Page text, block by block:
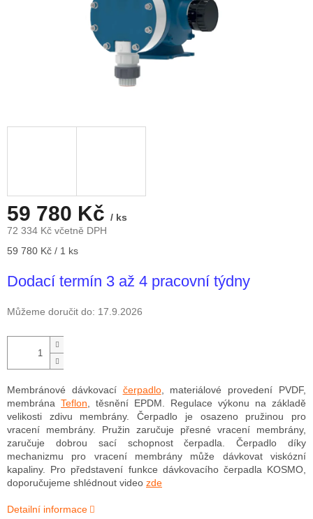
59 780 Kč / ks
72 334 Kč včetně DPH
Měrná
59 780 Kč / 1 ks
Dodací termín 3 až 4 pracovní týdny
Můžeme doručit do: 17.9.2026
Membránové dávkovací čerpadlo, materiálové provedení PVDF,
membrána Teflon, těsnění EPDM. Regulace výkonu na základě
velikosti zdivu membrány. Čerpadlo je osazeno pružinou pro
vracení membrány. Pružin zaručuje přesné vracení membrány,
zaručuje dobrou sací schopnost čerpadla. Čerpadlo díky
mechanizmu pro vracení membrány může dávkovat viskózní
kapaliny. Pro představení funkce dávkovacího čerpadla KOSMO,
doporučujeme shlédnout video zde
Detailní informace